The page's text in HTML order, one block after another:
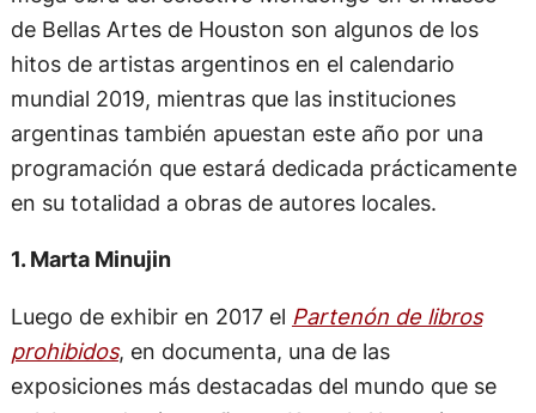
de Bellas Artes de Houston son algunos de los
hitos de artistas argentinos en el calendario
mundial 2019, mientras que las instituciones
argentinas también apuestan este año por una
programación que estará dedicada prácticamente
en su totalidad a obras de autores locales.
1. Marta Minujin
Luego de exhibir en 2017 el Partenón de libros
prohibidos, en documenta, una de las
exposiciones más destacadas del mundo que se